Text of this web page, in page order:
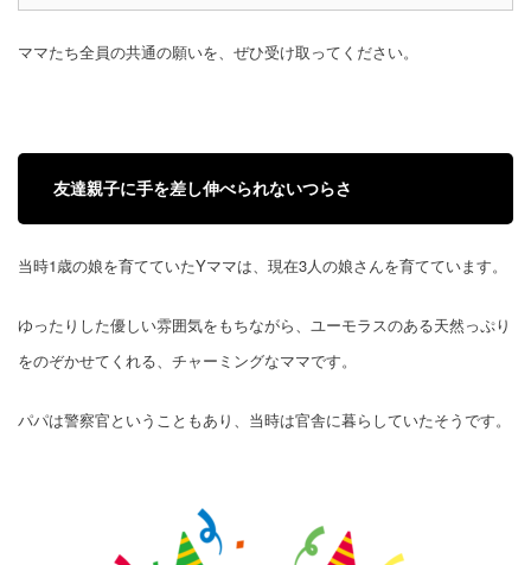
ママたち全員の共通の願いを、ぜひ受け取ってください。
友達親子に手を差し伸べられないつらさ
当時1歳の娘を育てていたYママは、現在3人の娘さんを育てています。
ゆったりした優しい雰囲気をもちながら、ユーモラスのある天然っぷり
をのぞかせてくれる、チャーミングなママです。
パパは警察官ということもあり、当時は官舎に暮らしていたそうです。